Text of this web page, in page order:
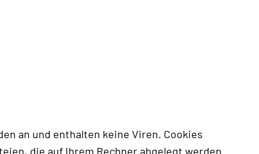
an und enthalten keine Viren. Cookies
die auf Ihrem Rechner abgelegt werden